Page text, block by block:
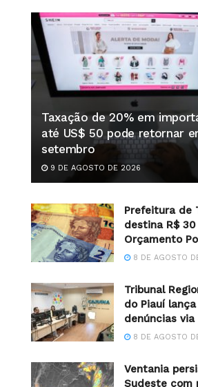
Taxação de 20% em
até US$ 50 pode retornar
setembro
9 DE AGOSTO DE 2026
Prefeitura de
destina R$
Orçamento
8 DE AGOSTO
Tribunal
do Piauí
denúncias via
8 DE AGOSTO
Ventania
Sudeste com